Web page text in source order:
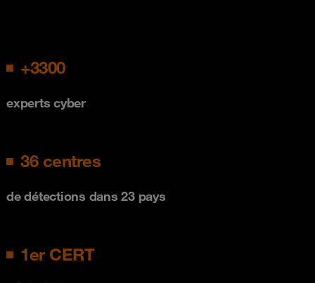
+3300
experts cyber
36 centres
de détections dans 23 pays
1er CERT